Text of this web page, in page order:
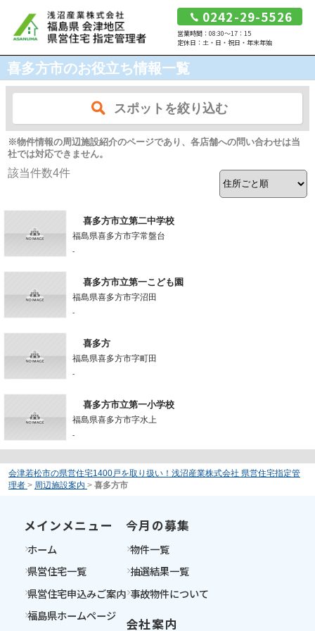
0242-29-5526
営業時間：08:30～17：15
定休日：土・日・祝日・年末年始
喜多方市のお役立ち情報一覧
スポットを絞り込む
※物件情報の周辺施設紹介のページであり、各店舗への問い合わせは当
社では対応できません。
該当件数4件
喜多方市立第二中学校
福島県喜多方市字常盤台
-
喜多方市立第一こども園
福島県喜多方市字沼田
-
喜多方
福島県喜多方市字町田
-
喜多方市立第一小学校
福島県喜多方市字水上
-
会津若松市の県営住宅1400戸を取り扱い！浅沼産業株式会社 県営住宅指定管
理者 > 周辺施設案内 > 喜多方市
メインメニュー
ホーム
県営住宅一覧
県営住宅申込みご案内
福島県ホームページ
今月の募集
物件一覧
抽選結果一覧
事故物件について
会社案内